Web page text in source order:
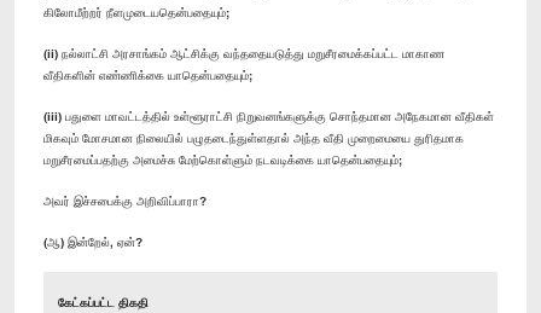
கிலோமீற்றர் நீளமுடையதென்பதையும்;
(ii) நல்லாட்சி அரசாங்கம் ஆட்சிக்கு வந்ததையடுத்து மறுசீரமைக்கப்பட்ட மாகாண
வீதிகளின் எண்ணிக்கை யாதென்பதையும்;
(iii) பதுளை மாவட்டத்தில் உள்ளூராட்சி நிறுவனங்களுக்கு சொந்தமான அநேகமான வீதிகள்
மிகவும் மோசமான நிலையில் பழுதடைந்துள்ளதால் அந்த வீதி முறைமையை துரிதமாக
மறுசீரமைப்பதற்கு அமைச்சு மேற்கொள்ளும் நடவடிக்கை யாதென்பதையும்;
அவர் இச்சபைக்கு அறிவிப்பாரா?
(ஆ) இன்றேல், ஏன்?
கேட்கப்பட்ட திகதி